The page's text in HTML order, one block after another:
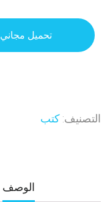
تحميل مجاني
التصنيف: كتب
الوصف